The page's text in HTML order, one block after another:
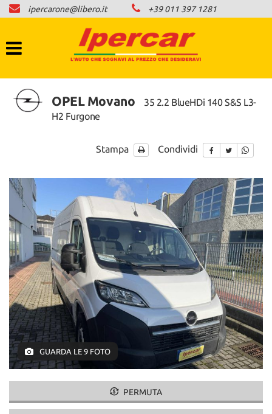
HOME
LISTA VEICOLI
COMPRO AUTO IN CONTANTI
AREA COMMERCIANTI
ipercarone@libero.it +39 011 397 1281
OPEL Movano
35 2.2 BlueHDi 140 S&S L3-
H2 Furgone
Stampa Condividi
GUARDA LE 9 FOTO
PERMUTA